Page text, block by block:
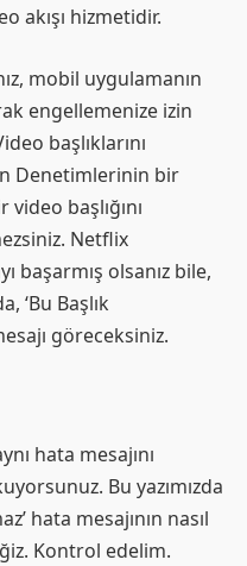
akışı hizmetidir.
mobil uygulamanın
engellemenize izin
başlıklarını
Denetimlerinin bir
video başlığını
Netflix
başarmış olsanız bile,
‘Bu Başlık
göreceksiniz.
hata mesajını
Bu yazımızda
hata mesajının nasıl
Kontrol edelim.